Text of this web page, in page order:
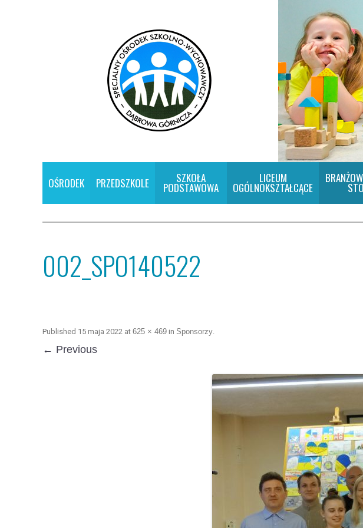
OŚRODEK PRZEDSZKOLE SZKOŁA
PODSTAWOWA
LICEUM
OGÓLNOKSZTAŁCĄCE
002_SPO140522
Published 15 maja 2022 at 625 × 469 in Sponsorzy.
← Previous